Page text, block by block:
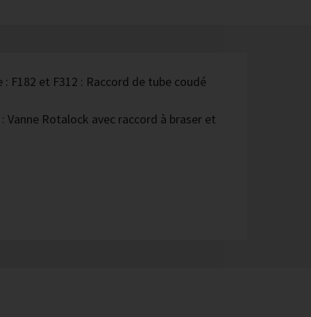
F182 et F312 : Raccord de tube coudé
Rotalock avec raccord à braser et